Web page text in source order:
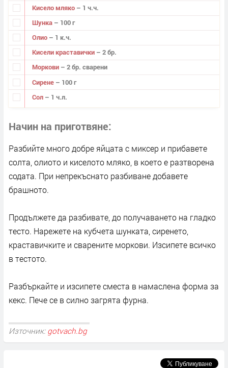
Кисело мляко – 1 ч.ч.
Шунка – 100 г
Олио – 1 к.ч.
Кисели краставички – 2 бр.
Моркови – 2 бр. сварени
Сирене – 100 г
Сол – 1 ч.л.
Начин на приготвяне
Разбийте много добре яйцата с миксер и прибавете
солта, олиото и киселото мляко, в което е разтворена
содата. При непрекъснато разбиване добавете
брашното.
Продължете да разбивате, до получаването на гладко
тесто. Нарежете на кубчета шунката, сиренето,
краставичките и сварените моркови. Изсипете всичко
в тестото.
Разбъркайте и изсипете сместа в намаслена форма за
кекс. Пече се в силно загрята фурна.
Източник: gotvach.bg